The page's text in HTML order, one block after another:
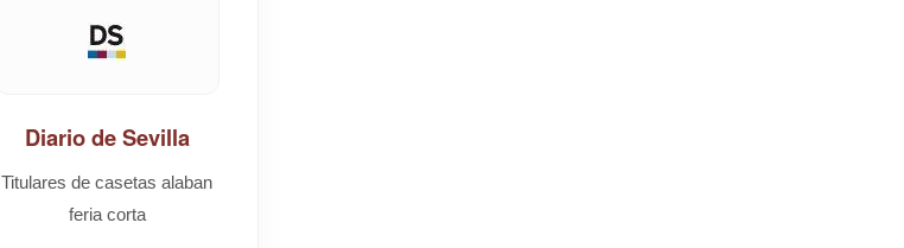
Diario de Sevilla
Titulares de casetas alaban
feria corta